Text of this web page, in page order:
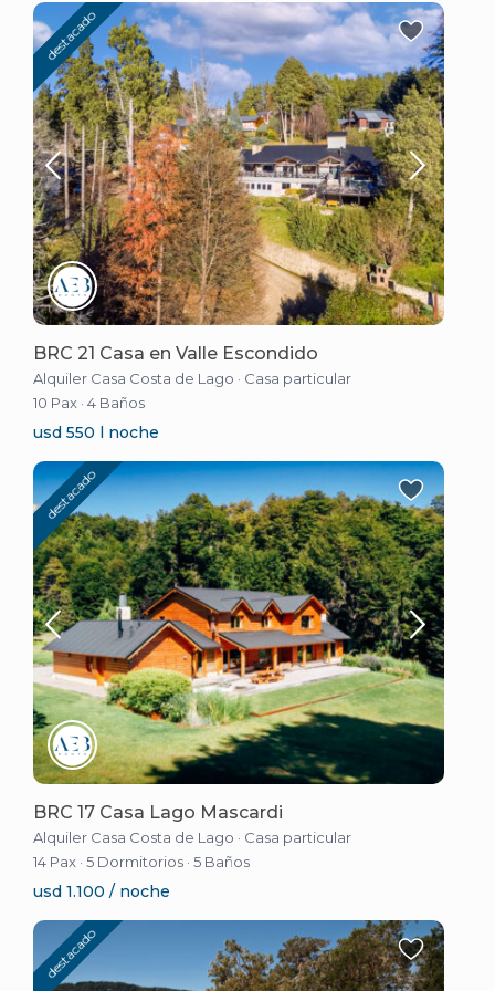
destacado
BRC 21 Casa en Valle Escondido
Alquiler Casa Costa de Lago · Casa particular
10 Pax · 4 Baños
usd 550 l noche
destacado
BRC 17 Casa Lago Mascardi
Alquiler Casa Costa de Lago · Casa particular
14 Pax · 5 Dormitorios · 5 Baños
usd 1.100 / noche
destacado